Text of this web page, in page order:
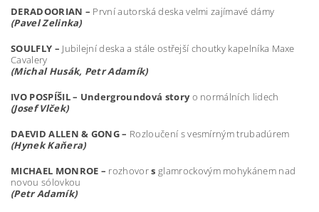
DERADOORIAN – První autorská deska velmi zajímavé dámy
(Pavel Zelinka)
SOULFLY – Jubilejní deska a stále ostřejší choutky kapelníka Maxe
Cavalery
(Michal Husák, Petr Adamík)
IVO POSPÍŠIL – Undergroundová storyo normálních lidech
(Josef Vlček)
DAEVID ALLEN & GONG – Rozloučení s vesmírným trubadúrem
(Hynek Kaňera)
MICHAEL MONROE – rozhovors glamrockovým mohykánem nad
novou sólovkou
(Petr Adamík)